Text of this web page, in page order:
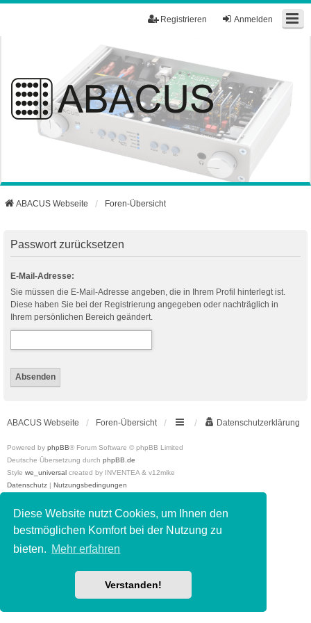
Diese Website nutzt Cookies, um Ihnen den
bestmöglichen Komfort bei der Nutzung zu
bieten. Mehr erfahren
Verstanden!
Anmelden
Registrieren
ABACUS Webseite Foren-Übersicht
Passwort zurücksetzen
E-Mail-Adresse:
Sie müssen die E-Mail-Adresse angeben, die in Ihrem Profil hinterlegt ist.
Diese haben Sie bei der Registrierung angegeben oder nachträglich in
Ihrem persönlichen Bereich geändert.
ABACUS Webseite Foren-Übersicht Datenschutzerklärung
Powered by phpBB® Forum Software © phpBB Limited
Deutsche Übersetzung durch phpBB.de
Style we_universal created by INVENTEA & v12mike
Datenschutz | Nutzungsbedingungen